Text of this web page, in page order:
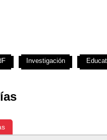
Investigación